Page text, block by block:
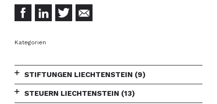
Kategorien
STIFTUNGEN LIECHTENSTEIN (9)
STEUERN LIECHTENSTEIN (13)